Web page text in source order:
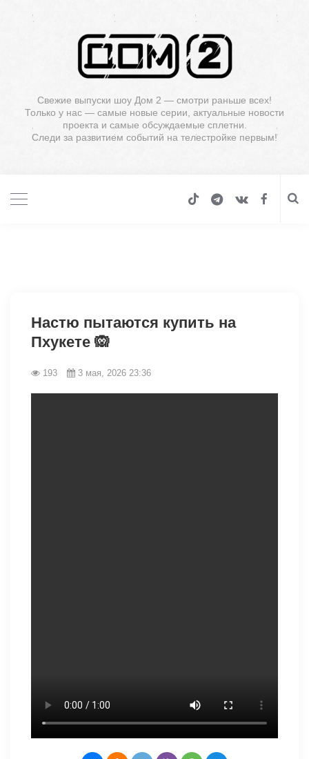
Свежие выпуски шоу Дом 2 — смотри раньше всех!
Только у нас — самые новые серии, актуальные новости
проекта и самые обсуждаемые сплетни.
Следи за развитием событий на телестройке первым!
Настю пытаются купить на
Пхукете 🙉
193 3 мая, 2026 23:36